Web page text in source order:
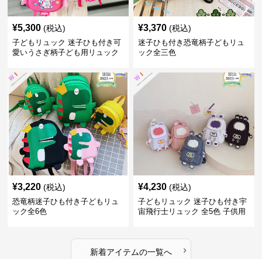
¥5,300 (税込)
子どもリュック 迷子ひも付き可
愛いうさぎ柄子ども用リュック
¥3,370 (税込)
迷子ひも付き恐竜柄子どもリュ
ック全三色
¥3,220 (税込)
恐竜柄迷子ひも付き子どもリュ
ック全6色
¥4,230 (税込)
子どもリュック 迷子ひも付き宇
宙飛行士リュック 全5色 子供用
新着アイテムの一覧へ ›